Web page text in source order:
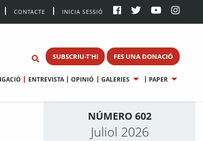
CONTACTE INICIA SESSIÓ
SUBSCRIU-T'HI FES UNA DONACIÓ
ENTREVISTA OPINIÓ GALERIES PAPER
NÚMERO 602
Juliol 2026